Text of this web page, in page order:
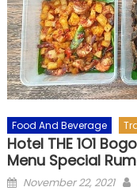
Food And Beverage
Hotel THE 1O1
Menu Special
Posted
November 22, 2021